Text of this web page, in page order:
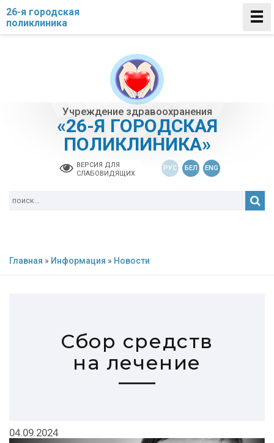
Учреждение здравоохранения
«26-Я ГОРОДСКАЯ
ПОЛИКЛИНИКА»
ВЕРСИЯ ДЛЯ
СЛАБОВИДЯЩИХ
РУС БЕЛ ENG
26-я городская
поликлиника
Главная » Информация » Новости
Сбор средств
на лечение
04.09.2024